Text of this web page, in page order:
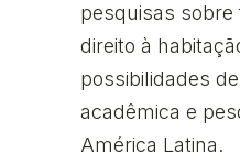
pesquisas
direito à
possibilidades
acadêmica e
América Latina.